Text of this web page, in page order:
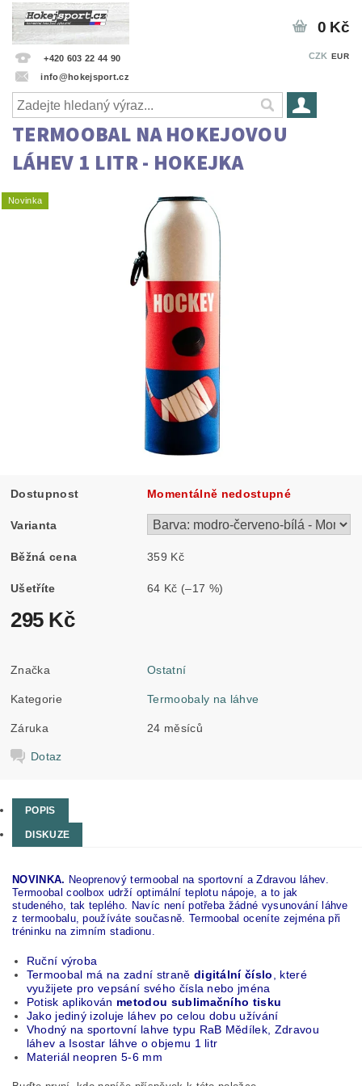
+420 603 22 44 90
info@hokejsport.cz
CZK EUR
0 Kč
TERMOOBAL NA HOKEJOVOU
LÁHEV 1 LITR - HOKEJKA
Novinka
Dostupnost Momentálně nedostupné
Varianta
Běžná cena 359 Kč
Ušetříte 64 Kč (–17 %)
295 Kč
Značka Ostatní
Kategorie Termoobaly na láhve
Záruka 24 měsíců
Dotaz
POPIS
DISKUZE
NOVINKA. Neoprenový termoobal na sportovní a Zdravou láhev.
Termoobal coolbox udrží optimální teplotu nápoje, a to jak
studeného, tak teplého. Navíc není potřeba žádné vysunování láhve
z termoobalu, používáte současně. Termoobal oceníte zejména při
tréninku na zimním stadionu.
Ruční výroba
Termoobal má na zadní straně digitální číslo
, které
využijete pro vepsání svého čísla nebo jména
Potisk aplikován metodou sublimačního tisku
Jako jediný izoluje láhev po celou dobu užívání
Vhodný na sportovní lahve typu RaB Mědílek, Zdravou
láhev a Isostar láhve o objemu 1 litr
Materiál neopren 5-6 mm